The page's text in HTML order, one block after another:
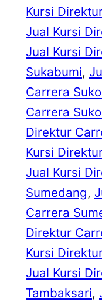
Kursi
Jual Kursi
Jual Kursi
Sukabumi,
Carrera
Carrera
Direktur
Kursi
Jual Kursi
Sumedang,
Carrera
Direktur
Kursi
Jual Kursi
Tambaksari,